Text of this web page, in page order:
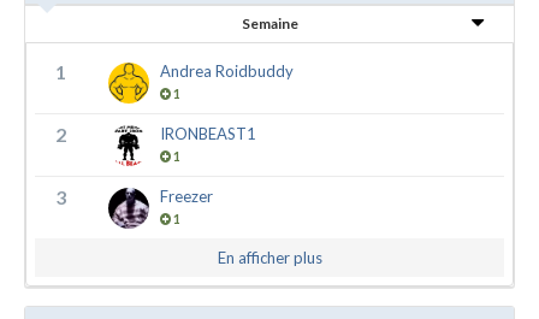
Semaine
1 Andrea Roidbuddy
1
2 IRONBEAST1
1
3 Freezer
1
En afficher plus